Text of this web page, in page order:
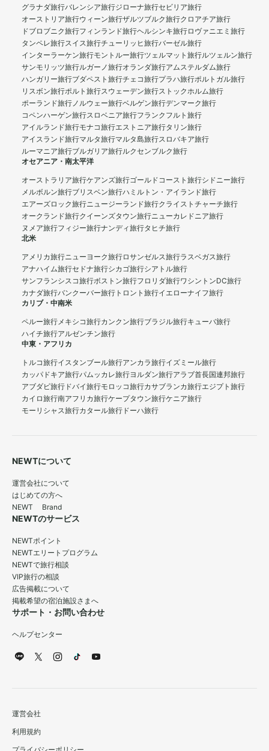
グラナダ旅行バレンシア旅行ジローナ旅行セビリア旅行
オーストリア旅行ウィーン旅行ザルツブルク旅行クロアチア旅行
ドブロブニク旅行フィンランド旅行ヘルシンキ旅行ロヴァニエミ旅行
タンペレ旅行スイス旅行チューリッヒ旅行バーゼル旅行
インターラーケン旅行モントルー旅行ツェルマット旅行ルツェルン旅行
サンモリッツ旅行ルガーノ旅行オランダ旅行アムステルダム旅行
ハンガリー旅行ブダペスト旅行チェコ旅行プラハ旅行ポルトガル旅行
リスボン旅行ポルト旅行スウェーデン旅行ストックホルム旅行
ポーランド旅行ノルウェー旅行ベルゲン旅行デンマーク旅行
コペンハーゲン旅行スロベニア旅行フランクフルト旅行
アイルランド旅行モナコ旅行エストニア旅行タリン旅行
アイスランド旅行マルタ旅行マルタ島旅行スロバキア旅行
ルーマニア旅行ブルガリア旅行ルクセンブルク旅行
オセアニア・南太平洋
オーストラリア旅行ケアンズ旅行ゴールドコースト旅行シドニー旅行
メルボルン旅行ブリスベン旅行ハミルトン・アイランド旅行
エアーズロック旅行ニュージーランド旅行クライストチャーチ旅行
オークランド旅行クイーンズタウン旅行ニューカレドニア旅行
ヌメア旅行フィジー旅行ナンディ旅行タヒチ旅行
北米
アメリカ旅行ニューヨーク旅行ロサンゼルス旅行ラスベガス旅行
アナハイム旅行セドナ旅行シカゴ旅行シアトル旅行
サンフランシスコ旅行ボストン旅行フロリダ旅行ワシントンDC旅行
カナダ旅行バンクーバー旅行 トロント旅行イエローナイフ旅行
カリブ・中南米
ペルー旅行メキシコ旅行カンクン旅行ブラジル旅行キューバ旅行
ハイチ旅行アルゼンチン旅行
中東・アフリカ
トルコ旅行イスタンブール旅行アンカラ旅行イズミール旅行
カッパドキア旅行パムッカレ旅行ヨルダン旅行アラブ首長国連邦旅行
アブダビ旅行 ドバイ旅行モロッコ旅行カサブランカ旅行エジプト旅行
カイロ旅行南アフリカ旅行ケープタウン旅行ケニア旅行
モーリシャス旅行カタール旅行 ドーハ旅行
NEWTについて
運営会社について
はじめての方へ
NEWT Brand
NEWTのサービス
NEWTポイント
NEWTエリートプログラム
NEWTで旅行相談
VIP旅行の相談
広告掲載について
掲載希望の宿泊施設さまへ
サポート・お問い合わせ
ヘルプセンター
運営会社
利用規約